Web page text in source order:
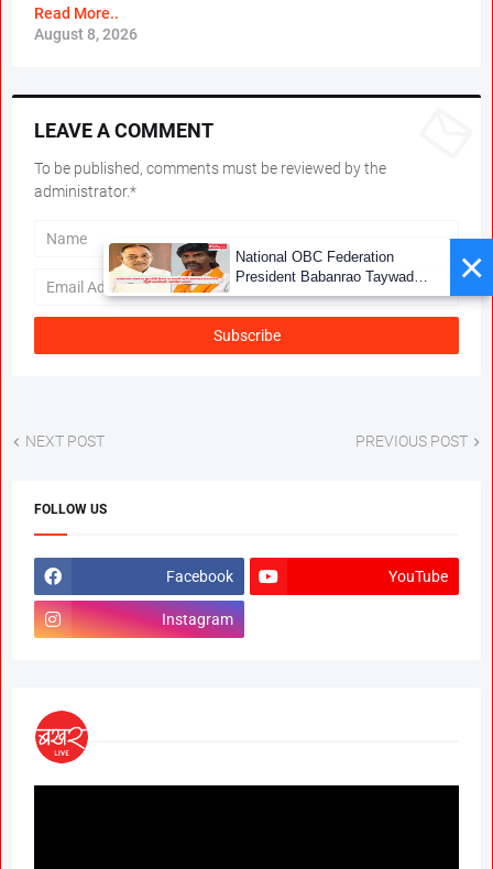
Read More..
August 8, 2026
LEAVE A COMMENT
To be published, comments must be reviewed by the
administrator.*
NEXT POST PREVIOUS POST
FOLLOW US
Facebook YouTube
Instagram
×
National OBC Federation
President Babanrao Taywade
Claims Only 27 Kunbi
Certificates Issued in
Marathwada After September 2
GR; Alarming News for Mano